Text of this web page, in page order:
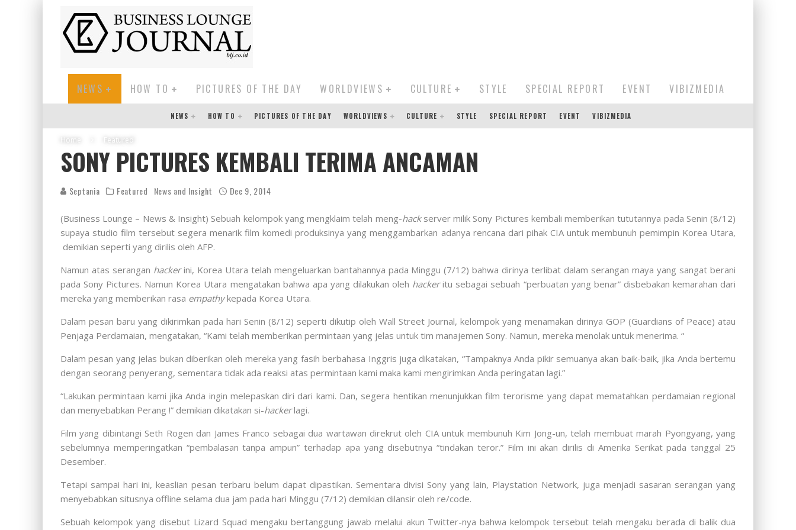
NEWS HOW TO PICTURES OF THE DAY WORLDVIEWS CULTURE STYLE SPECIAL REPORT EVENT VIBIZMEDIA
NEWS HOW TO PICTURES OF THE DAY WORLDVIEWS CULTURE STYLE SPECIAL REPORT EVENT VIBIZMEDIA
Home Featured
SONY PICTURES KEMBALI TERIMA ANCAMAN
Septania Featured News and Insight Dec 9, 2014
(Business Lounge – News & Insight) Sebuah kelompok yang mengklaim telah meng-hackserver milik Sony Pictures kembali memberikan tututannya pada Senin (8/12)
supaya studio film tersebut segera menarik film komedi produksinya yang menggambarkan adanya rencana dari pihak CIA untuk membunuh pemimpin Korea Utara,
demikian seperti yang dirilis oleh AFP.
Namun atas serangan hackerini, Korea Utara telah mengeluarkan bantahannya pada Minggu (7/12) bahwa dirinya terlibat dalam serangan maya yang sangat berani
pada Sony Pictures. Namun Korea Utara mengatakan bahwa apa yang dilakukan oleh hackeritu sebagai sebuah “perbuatan yang benar” disbebakan kemarahan dari
mereka yang memberikan rasa empathykepada Korea Utara.
Dalam pesan baru yang dikirimkan pada hari Senin (8/12) seperti dikutip oleh Wall Street Journal, kelompok yang menamakan dirinya GOP (Guardians of Peace) atau
Penjaga Perdamaian, mengatakan, “Kami telah memberikan permintaan yang jelas untuk tim manajemen Sony. Namun, mereka menolak untuk menerima. “
Dalam pesan yang jelas bukan diberikan oleh mereka yang fasih berbahasa Inggris juga dikatakan, “Tampaknya Anda pikir semuanya akan baik-baik, jika Anda bertemu
dengan seorang penyerang, sementara tidak ada reaksi atas permintaan kami maka kami mengirimkan Anda peringatan lagi.”
“Lakukan permintaan kami jika Anda ingin melepaskan diri dari kami. Dan, segera hentikan menunjukkan film terorisme yang dapat mematahkan perdamaian regional
dan menyebabkan Perang !” demikian dikatakan si-hackerlagi.
Film yang dibintangi Seth Rogen dan James Franco sebagai dua wartawan direkrut oleh CIA untuk membunuh Kim Jong-un, telah membuat marah Pyongyang, yang
sebelumnya memperingatkan “pembalasan tanpa ampun” terhadap apa yang disebutnya “tindakan teror.” Film ini akan dirilis di Amerika Serikat pada tanggal 25
Desember.
Tetapi sampai hari ini, keaslian pesan terbaru belum dapat dipastikan. Sementara divisi Sony yang lain, Playstation Network, juga menjadi sasaran serangan yang
menyebabkan situsnya offline selama dua jam pada hari Minggu (7/12) demikian dilansir oleh re/code.
Sebuah kelompok yang disebut Lizard Squad mengaku bertanggung jawab melalui akun Twitter-nya bahwa kelompok tersebut telah mengaku berada di balik dua